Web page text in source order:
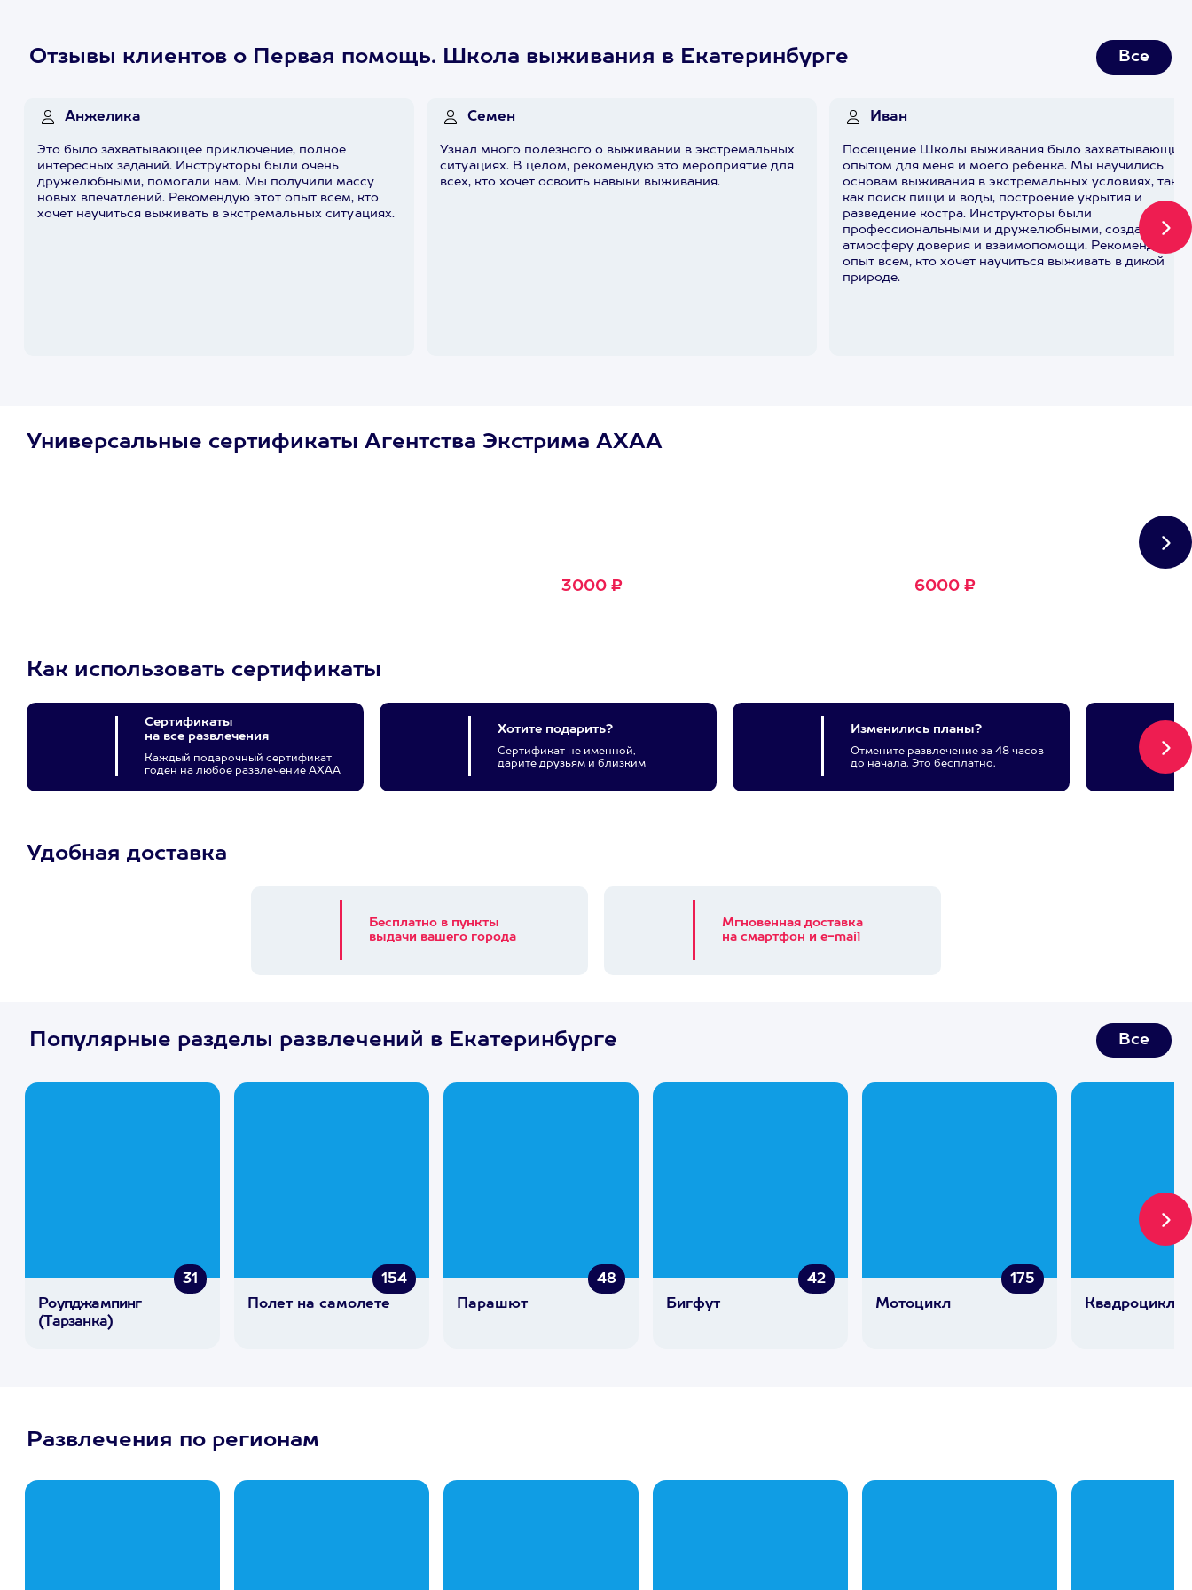
Отзывы клиентов о Первая помощь. Школа выживания в Екатеринбурге Все
Анжелика
Это было захватывающее приключение, полное
интересных заданий. Инструкторы были очень
дружелюбными, помогали нам. Мы получили массу
новых впечатлений. Рекомендую этот опыт всем, кто
хочет научиться выживать в экстремальных ситуациях.
Семен
Узнал много полезного о выживании в экстремальных
ситуациях. В целом, рекомендую это мероприятие для
всех, кто хочет освоить навыки выживания.
Иван
Посещение Школы выживания было захватывающим
опытом для меня и моего ребенка. Мы научились
основам выживания в экстремальных условиях,
как поиск пищи и воды, построение укрытия и
разведение костра. Инструкторы были
профессиональными и дружелюбными, создавая
атмосферу доверия и взаимопомощи. Рекомендую
опыт всем, кто хочет научиться выживать в дикой
природе.
Универсальные сертификаты Агентства Экстрима АХАА
3000 ₽ 6000 ₽
Как использовать сертификаты
Сертификаты
на все развлечения
Каждый подарочный сертификат
годен на любое развлечение АХАА
Хотите подарить?
Сертификат не именной,
дарите друзьям и близким
Изменились планы?
Отмените развлечение за 48 часов
до начала. Это бесплатно.
Удобная доставка
Бесплатно в пункты
выдачи вашего города
Мгновенная доставка
на смартфон и e-mail
Популярные разделы развлечений в Екатеринбурге Все
31
Роупджампинг
(Тарзанка)
154
Полет на самолете
48
Парашют
42
Бигфут
175
Мотоцикл
Квадроцикл
Развлечения по регионам